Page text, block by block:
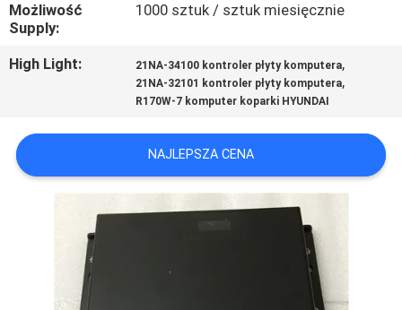
BLOG
SITEMAP
PRIVACY
POLICY
Możliwość
Supply:
1000 sztuk / sztuk miesięcznie
High Light: 21NA-34100 kontroler płyty komputera,
21NA-32101 kontroler płyty komputera,
R170W-7 komputer koparki HYUNDAI
NAJLEPSZA CENA